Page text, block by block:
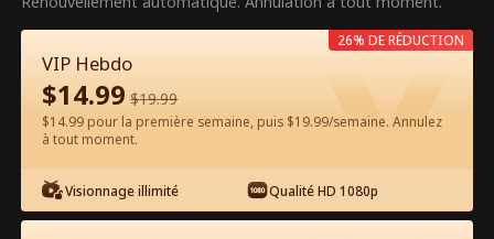
Regarder gratuitement sur l'App
VIP Hebdo
$14.99 $19.99
$14.99 pour la première semaine, puis $19.99/semaine. Annulez
à tout moment.
Visionnage illimité Qualité HD 1080p
26% DE RÉDUCTION